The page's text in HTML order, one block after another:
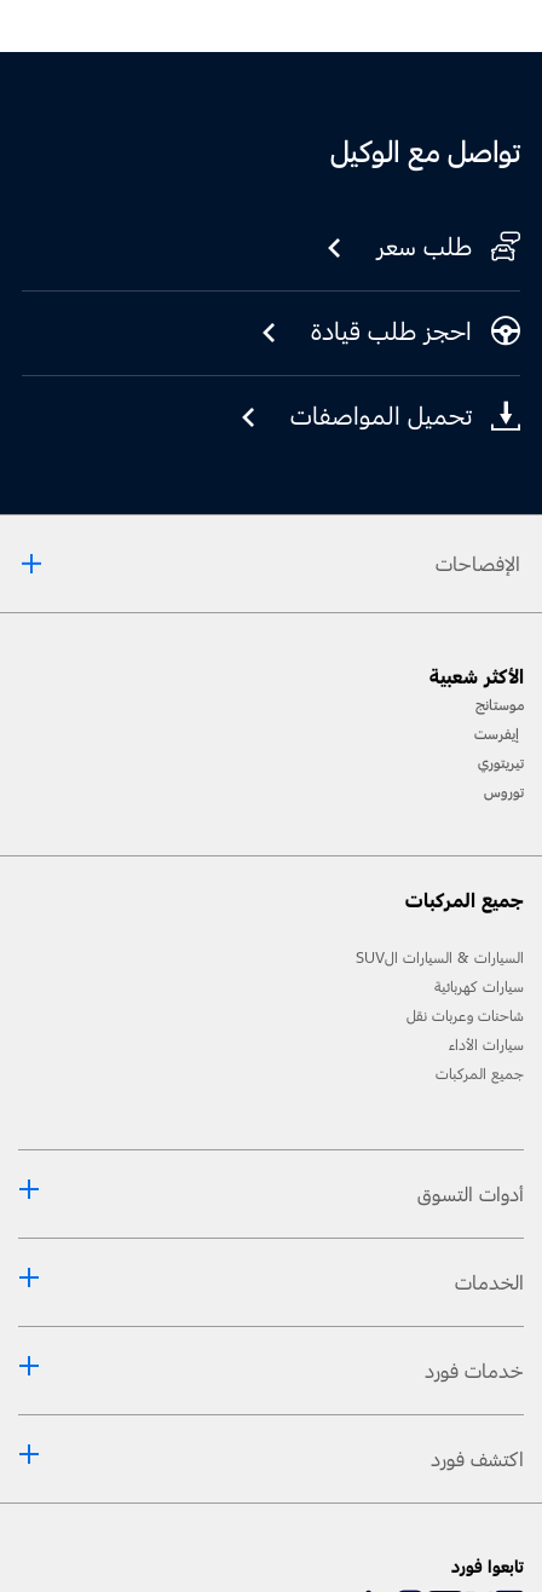
تواصل مع الوكيل
طلب سعر
احجز طلب قيادة
تحميل المواصفات
الإفصاحات
المسارات، واستخدام معدّات السّلامة المناسبة.
[2] لن تتوفّر جميع ميّزات المركبة في جميع الأسواق. اتّصل بموزّع فورد المحلّي للحصول على أحدث
الأكثر شعبية
موستانج
إيفرست
تيريتوري
توروس
جميع المركبات
السيارات & السيارات الSUV
سيارات كهربائية
شاحنات وعربات نقل
سيارات الأداء
جميع المركبات
أدوات التسوق
الخدمات
خدمات فورد
اكتشف فورد
تابعوا فورد